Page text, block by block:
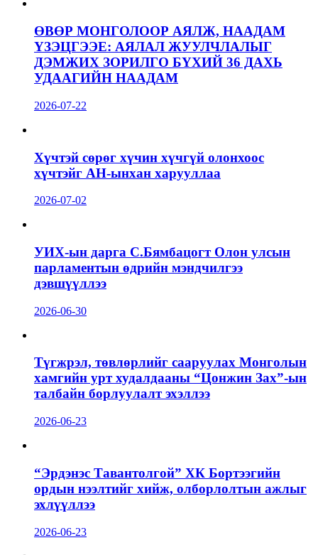
ӨВӨР МОНГОЛООР АЯЛЖ, НААДАМ
ҮЗЭЦГЭЭЕ: АЯЛАЛ ЖУУЛЧЛАЛЫГ
ДЭМЖИХ ЗОРИЛГО БҮХИЙ 36 ДАХЬ
УДААГИЙН НААДАМ
2026-07-22
Хүчтэй сөрөг хүчин хүчгүй олонхоос
хүчтэйг АН-ынхан харууллаа
2026-07-02
УИХ-ын дарга С.Бямбацогт Олон улсын
парламентын өдрийн мэндчилгээ
дэвшүүллээ
2026-06-30
Түгжрэл, төвлөрлийг сааруулах Монголын
хамгийн урт худалдааны “Цонжин Зах”-ын
талбайн борлуулалт эхэллээ
2026-06-23
“Эрдэнэс Тавантолгой” ХК Бортээгийн
ордын нээлтийг хийж, олборлолтын ажлыг
эхлүүллээ
2026-06-23